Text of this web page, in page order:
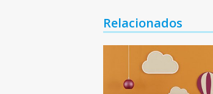
Relacionados